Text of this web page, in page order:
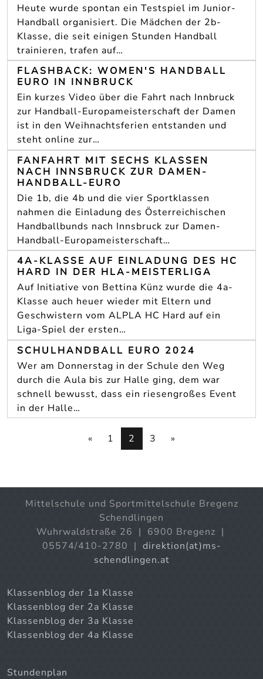
Heute wurde spontan ein Testspiel im Junior-
Handball organisiert. Die Mädchen der 2b-
Klasse, die seit einigen Stunden Handball
trainieren, trafen auf…
FLASHBACK: WOMEN'S HANDBALL
EURO IN INNBRUCK
Ein kurzes Video über die Fahrt nach Innbruck
zur Handball-Europameisterschaft der Damen
ist in den Weihnachtsferien entstanden und
steht online zur…
FANFAHRT MIT SECHS KLASSEN
NACH INNSBRUCK ZUR DAMEN-
HANDBALL-EURO
Die 1b, die 4b und die vier Sportklassen
nahmen die Einladung des Österreichischen
Handballbunds nach Innsbruck zur Damen-
Handball-Europameisterschaft…
4A-KLASSE AUF EINLADUNG DES HC
HARD IN DER HLA-MEISTERLIGA
Auf Initiative von Bettina Künz wurde die 4a-
Klasse auch heuer wieder mit Eltern und
Geschwistern vom ALPLA HC Hard auf ein
Liga-Spiel der ersten…
SCHULHANDBALL EURO 2024
Wer am Donnerstag in der Schule den Weg
durch die Aula bis zur Halle ging, dem war
schnell bewusst, dass ein riesengroßes Event
in der Halle…
« 1 2 3 »
Mittelschule und Sportmittelschule Bregenz
Schendlingen
Wuhrwaldstraße 26 | 6900 Bregenz |
05574/410-2780 | direktion(at)ms-
schendlingen.at
Klassenblog der 1a Klasse
Klassenblog der 2a Klasse
Klassenblog der 3a Klasse
Klassenblog der 4a Klasse
Stundenplan